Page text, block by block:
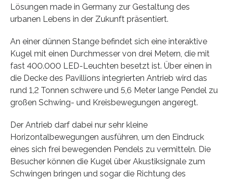
Lösungen made in Germany zur Gestaltung des
urbanen Lebens in der Zukunft präsentiert.
An einer dünnen Stange befindet sich eine interaktive
Kugel mit einen Durchmesser von drei Metern, die mit
fast 400.000 LED-Leuchten besetzt ist. Über einen in
die Decke des Pavillions integrierten Antrieb wird das
rund 1,2 Tonnen schwere und 5,6 Meter lange Pendel zu
großen Schwing- und Kreisbewegungen angeregt.
Der Antrieb darf dabei nur sehr kleine
Horizontalbewegungen ausführen, um den Eindruck
eines sich frei bewegenden Pendels zu vermitteln. Die
Besucher können die Kugel über Akustiksignale zum
Schwingen bringen und sogar die Richtung des